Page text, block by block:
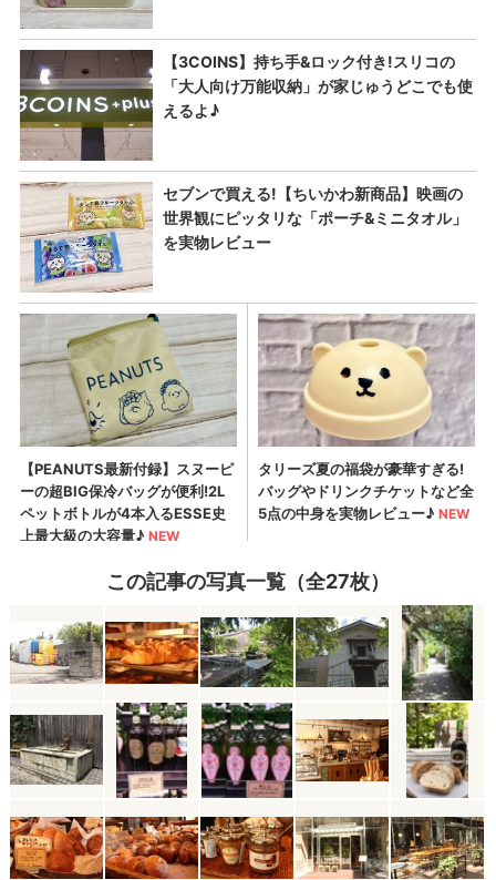
この記事の写真一覧（全27枚）